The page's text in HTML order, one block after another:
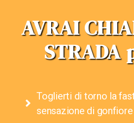
AVRAI
STRADA
Toglierti di torno la
sensazione di gonfiore